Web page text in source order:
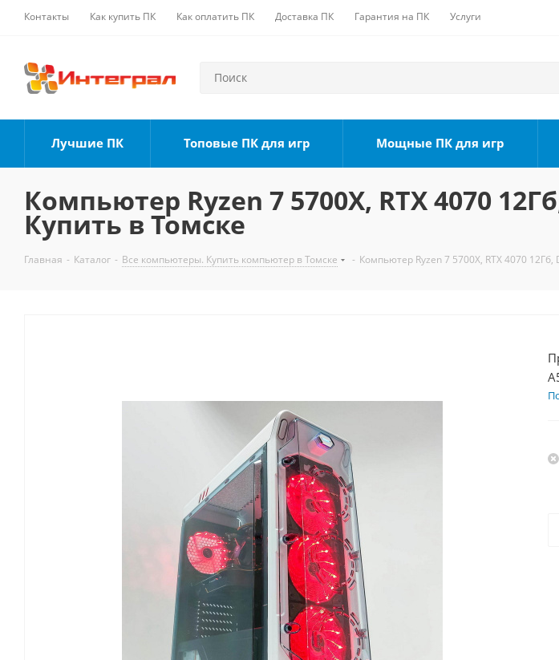
Контакты Как купить ПК Как оплатить ПК Доставка ПК Гарантия на ПК Услуги
Лучшие ПК Топовые ПК для игр Мощные ПК для игр
Компьютер Ryzen 7 5700X, RTX 4070
Купить в Томске
Главная - Каталог - Все компьютеры. Купить компьютер в Томске - Компьютер Ryzen 7 5700X, RTX 4070 12Гб,
+